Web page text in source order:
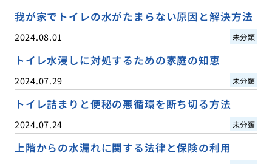
我が家でトイレの水がたまらない原因と解決方法
2024.08.01 未分類
トイレ水浸しに対処するための家庭の知恵
2024.07.29 未分類
トイレ詰まりと便秘の悪循環を断ち切る方法
2024.07.24 未分類
上階からの水漏れに関する法律と保険の利用